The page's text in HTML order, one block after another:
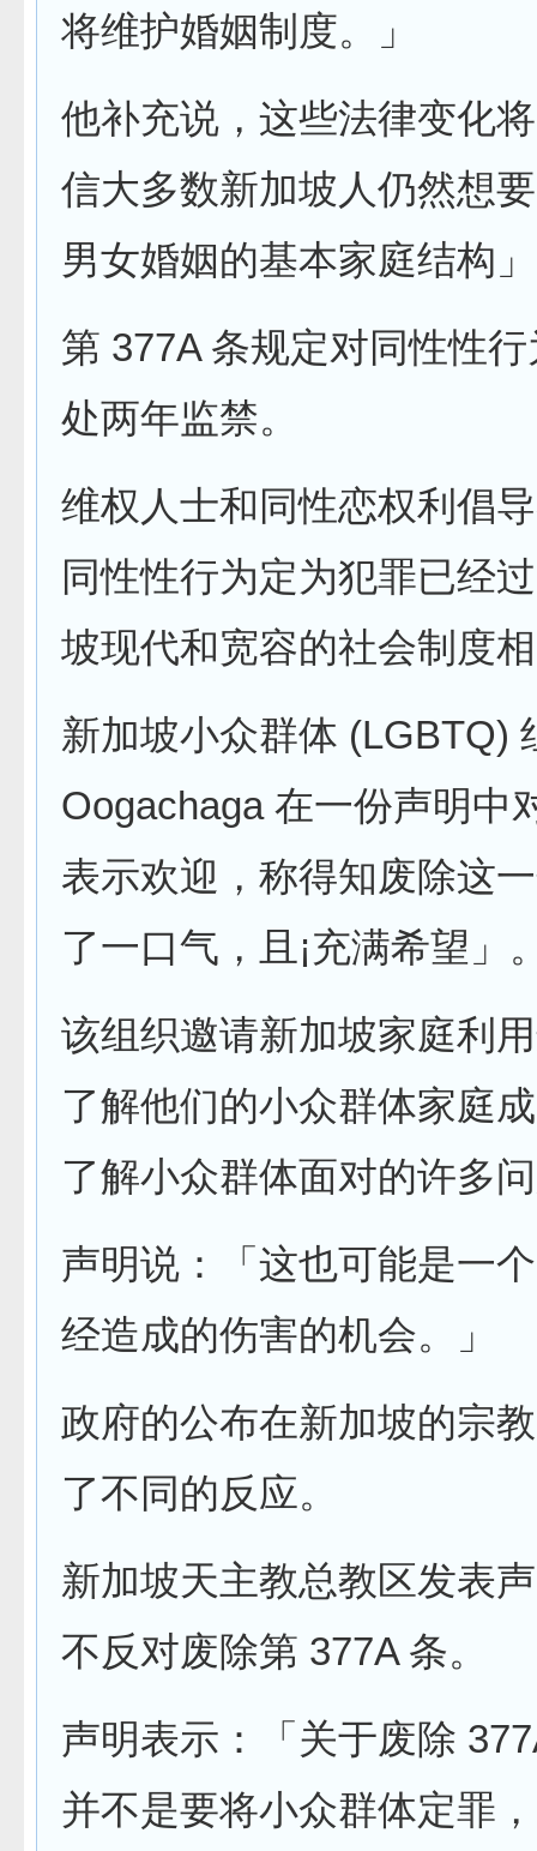
将维护婚姻制度。」
他补充说，这些法律变化
信大多数新加坡人仍然想
男女婚姻的基本家庭结构
第 377A 条规定对同性性
处两年监禁。
维权人士和同性恋权利倡
同性性行为定为犯罪已经
坡现代和宽容的社会制度
新加坡小众群体 (LGBTQ)
Oogachaga 在一份声明中
表示欢迎，称得知废除这
了一口气，且¡充满希望」
该组织邀请新加坡家庭利
了解他们的小众群体家庭
了解小众群体面对的许多
声明说：「这也可能是一
经造成的伤害的机会。」
政府的公布在新加坡的宗
了不同的反应。
新加坡天主教总教区发表
不反对废除第 377A 条。
声明表示：「关于废除
并不是要将小众群体定罪